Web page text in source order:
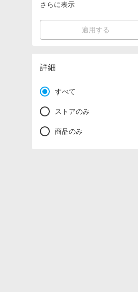
さらに表示
適用する
詳細
すべて
ストアのみ
商品のみ